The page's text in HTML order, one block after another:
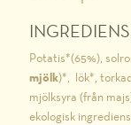
Potatis*(65%),
mjölk)*, lök*,
mjölksyra (från
ekologisk